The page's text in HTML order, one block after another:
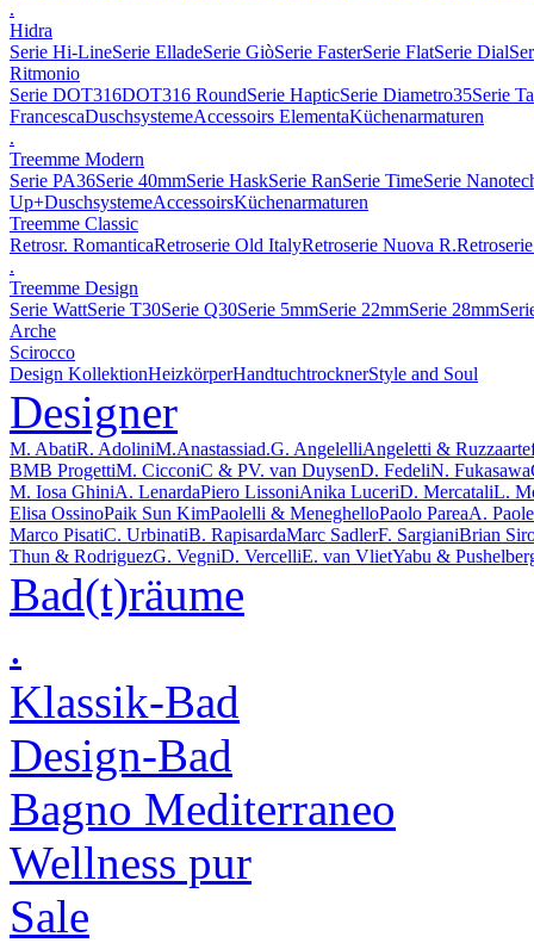
.
Hidra
Serie Hi-LineSerie ElladeSerie GiòSerie FasterSerie FlatSerie Dial
Ritmonio
Serie DOT316DOT316 RoundSerie HapticSerie Diametro35Serie
FrancescaDuschsystemeAccessoirs ElementaKüchenarmaturen
.
Treemme Modern
Serie PA36Serie 40mmSerie HaskSerie RanSerie TimeSerie
Up+DuschsystemeAccessoirsKüchenarmaturen
Treemme Classic
Retrosr. RomanticaRetroserie Old ItalyRetroserie Nuova R.
.
Treemme Design
Serie WattSerie T30Serie Q30Serie 5mmSerie 22mmSerie 28mm
Arche
Scirocco
Design KollektionHeizkörperHandtuchtrocknerStyle and Soul
Designer
M. AbatiR. AdoliniM.Anastassiad.G. AngelelliAngeletti & Ruzza
BMB ProgettiM. CicconiC & PV. van DuysenD. FedeliN. Fukasawa
M. Iosa GhiniA. LenardaPiero LissoniAnika LuceriD. MercataliL.
Elisa OssinoPaik Sun KimPaolelli & MeneghelloPaolo PareaA.
Marco PisatiC. UrbinatiB. RapisardaMarc SadlerF. SargianiBrian
Thun & RodriguezG. VegniD. VercelliE. van VlietYabu &
Bad(t)räume
.
Klassik-Bad
Design-Bad
Bagno Mediterraneo
Wellness pur
Sale